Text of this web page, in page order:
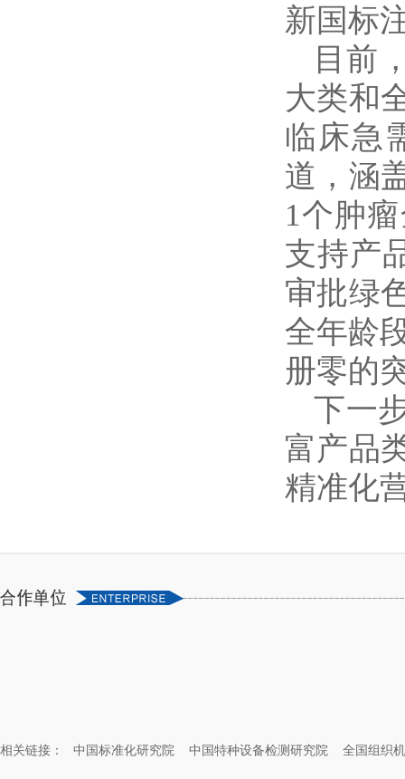
新国标
目前
大类和
临床急
道，涵
1个肿
支持产
审批绿
全年龄
册零的
下一
富产品
精准化
相关链接： 中国标准化研究院 中国特种设备检测研究院 全国组织